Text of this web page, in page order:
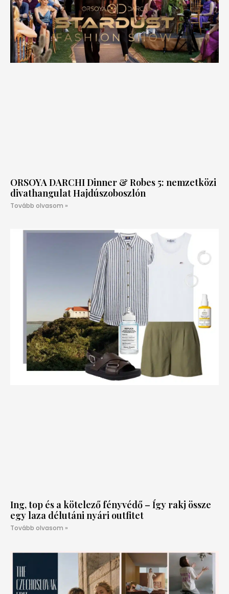
ORSOYA DARCHI Dinner & Robes 5: nemzetközi
divathangulat Hajdúszoboszlón
Tovább olvasom »
Ing, top és a kötelező fényvédő – Így rakj össze
egy laza délutáni nyári outfitet
Tovább olvasom »